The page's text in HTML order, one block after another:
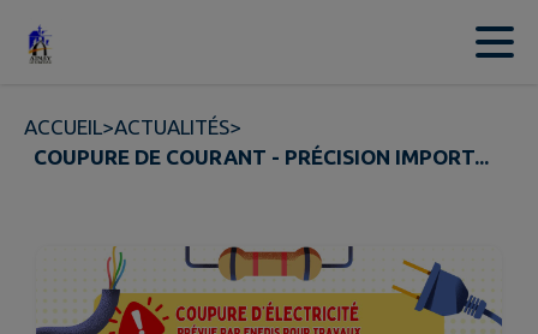
Contenu
ACCUEIL>ACTUALITÉS>
COUPURE DE COURANT - PRÉCISION IMPORT...